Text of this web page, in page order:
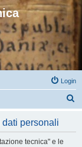
Login
dati personali
tecnica" e le